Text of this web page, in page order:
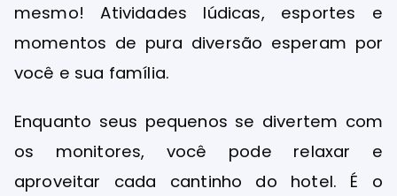
mesmo! Atividades lúdicas, esportes e
momentos de pura diversão esperam por
você e sua família.
Enquanto seus pequenos se divertem com
os monitores, você pode relaxar e
aproveitar cada cantinho do hotel. É o